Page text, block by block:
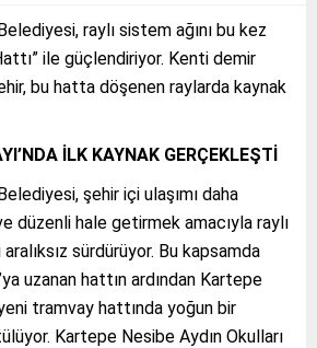
raylı sistem ağını bu kez
ile güçlendiriyor. Kenti demir
bu hatta döşenen raylarda kaynak
İLK KAYNAK GERÇEKLEŞTİ
şehir içi ulaşımı daha
düzenli hale getirmek amacıyla raylı
sürdürüyor. Bu kapsamda
uzanan hattın ardından Kartepe
tramvay hattında yoğun bir
Kartepe Nesibe Aydın Okulları